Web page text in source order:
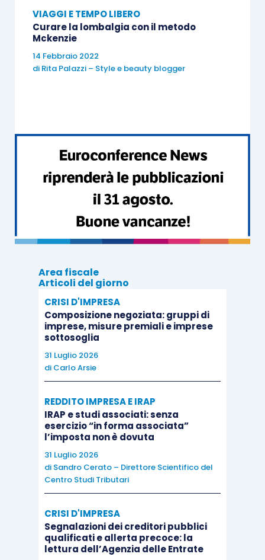
VIAGGI E TEMPO LIBERO
Curare la lombalgia con il metodo
Mckenzie
14 Febbraio 2022
di Rita Palazzi – Style e beauty blogger
Area fiscale
Articoli del giorno
CRISI D'IMPRESA
Composizione negoziata: gruppi di
imprese, misure premiali e imprese
sottosoglia
31 Luglio 2026
di Carlo Arsie
REDDITO IMPRESA E IRAP
IRAP e studi associati: senza
esercizio “in forma associata”
l’imposta non è dovuta
31 Luglio 2026
di Sandro Cerato – Direttore Scientifico del
Centro Studi Tributari
CRISI D'IMPRESA
Segnalazioni dei creditori pubblici
qualificati e allerta precoce: la
lettura dell’Agenzia delle Entrate